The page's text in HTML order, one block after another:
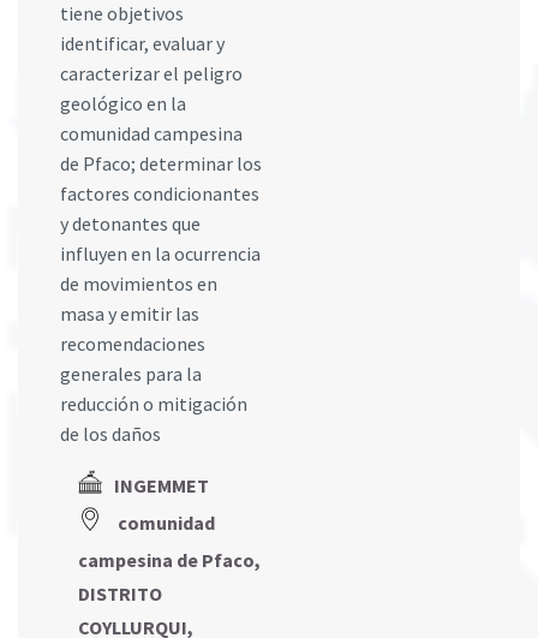
tiene objetivos
identificar, evaluar y
caracterizar el peligro
geológico en la
comunidad campesina
de Pfaco; determinar los
factores condicionantes
y detonantes que
influyen en la ocurrencia
de movimientos en
masa y emitir las
recomendaciones
generales para la
reducción o mitigación
de los daños
INGEMMET
comunidad
campesina de Pfaco,
DISTRITO
COYLLURQUI,